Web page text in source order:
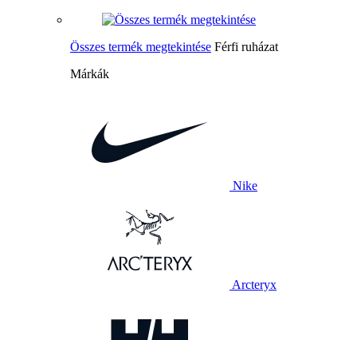
Összes termék megtekintése Férfi ruházat
Márkák
Nike
Arcteryx